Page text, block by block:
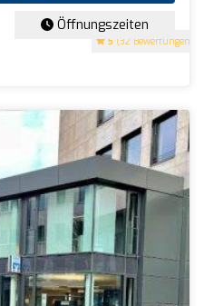
5 (32 Bewertungen)
Öffnungszeiten